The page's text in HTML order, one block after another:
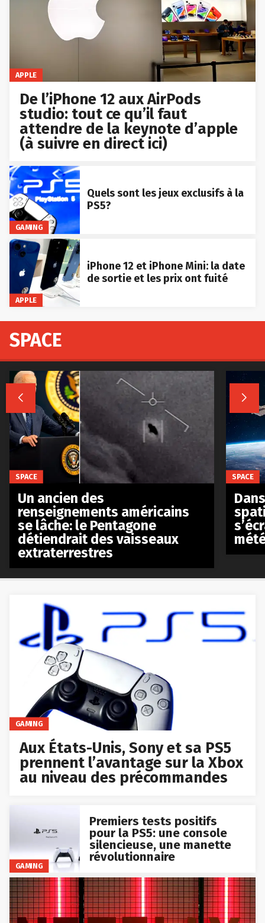
APPLE
De l’iPhone 12 aux AirPods
studio: tout ce qu’il faut
attendre de la keynote d’apple
(à suivre en direct ici)
GAMING
Quels sont les jeux exclusifs à la
PS5?
APPLE
iPhone 12 et iPhone Mini: la date
de sortie et les prix ont fuité
GAMING
Aux États-Unis, Sony et sa PS5
prennent l’avantage sur la Xbox
au niveau des précommandes
GAMING
Premiers tests positifs
pour la PS5: une console
silencieuse, une manette
révolutionnaire
SPACE
 
SPACE
Un ancien des
renseignements américains
se lâche: le Pentagone
détiendrait des vaisseaux
extraterrestres
SPACE